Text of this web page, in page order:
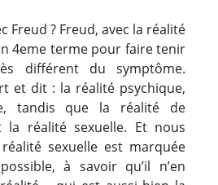
Freud ? Freud, avec la réalité
4eme terme pour faire tenir
différent du symptôme.
et dit : la réalité psychique,
tandis que la réalité de
la réalité sexuelle. Et nous
sexuelle est marquée
à savoir qu’il n’en